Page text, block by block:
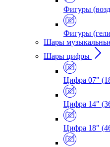
Фигуры
Фигуры
Шары
Шары цифры
Цифра 07"
Цифра 14"
Цифра 18"